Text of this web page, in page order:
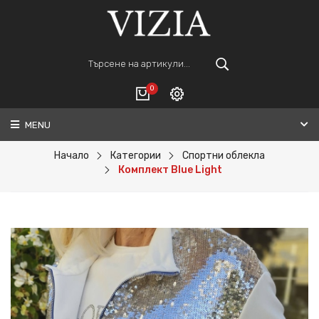
0
ВАШАТА КОЛИЧКА Е ПРАЗНА.
ПОРЪЧАЙ
Регистрация
MENU
Начало Категории
Спортни облекла
Комплект Blue Light